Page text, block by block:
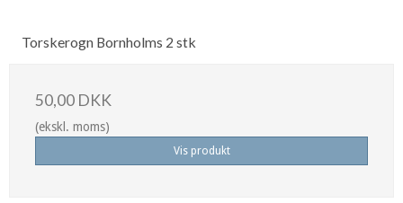
Torskerogn Bornholms 2 stk
50,00 DKK
(ekskl. moms)
Vis produkt